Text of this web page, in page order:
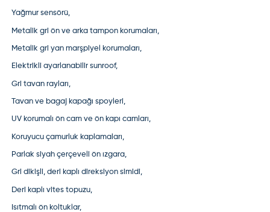
Yağmur sensörü,
Metalik gri ön ve arka tampon korumaları,
Metalik gri yan marşpiyel korumaları,
Elektrikli ayarlanabilir sunroof,
Gri tavan rayları,
Tavan ve bagaj kapağı spoyleri,
UV korumalı ön cam ve ön kapı camları,
Koruyucu çamurluk kaplamaları,
Parlak siyah çerçeveli ön ızgara,
Gri dikişli, deri kaplı direksiyon simidi,
Deri kaplı vites topuzu,
Isıtmalı ön koltuklar,